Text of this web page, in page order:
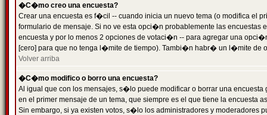
�C�mo creo una encuesta?
Crear una encuesta es f�cil -- cuando inicia un nuevo tema (o modifica el
formulario de mensaje. Si no ve esta opci�n probablemente las
encuesta y por lo menos 2 opciones de votaci�n -- para agregar una
[cero] para que no tenga l�mite de tiempo). Tambi�n habr� un l�mite de
Volver arriba
�C�mo modifico o borro una encuesta?
Al igual que con los mensajes, s�lo puede modificar o borrar una
en el primer mensaje de un tema, que siempre es el que tiene la encuesta
Sin embargo, si ya existen votos, s�lo los administradores y moderadores